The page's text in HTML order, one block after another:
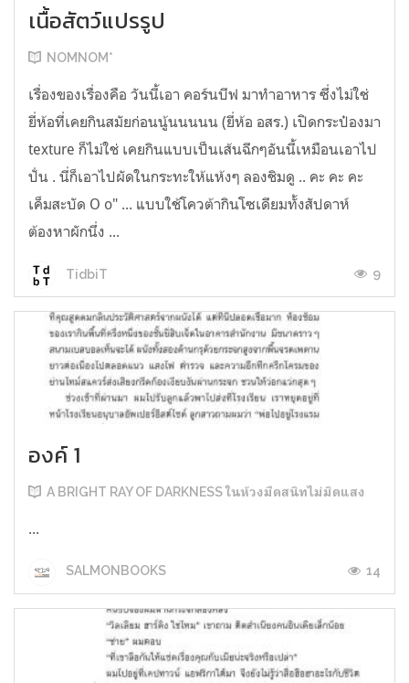
เนื้อสัตว์แปรรูป
NOMNOM*
เรื่องของเรื่องคือ วันนี้เอา คอร์นบีฟ มาทำอาหาร ซึ่งไม่ใช่
ยี่ห้อที่เคยกินสมัยก่อนนู้นนนนน (ยี่ห้อ อสร.) เปิดกระป๋องมา
texture ก็ไม่ใช่ เคยกินแบบเป็นเส้นฉีกๆอันนี้เหมือนเอาไป
ปั่น . นี่ก็เอาไปผัดในกระทะให้แห้งๆ ลองชิมดู .. คะ คะ คะ
เค็มสะบัด O o" ... แบบใช้โควต้ากินโซเดียมทั้งสัปดาห์
ต้องหาผักนึ่ง ...
TidbiT 9
องค์ 1
A BRIGHT RAY OF DARKNESS ในห้วงมืดสนิทไม่มิดแสง
...
SALMONBOOKS 14